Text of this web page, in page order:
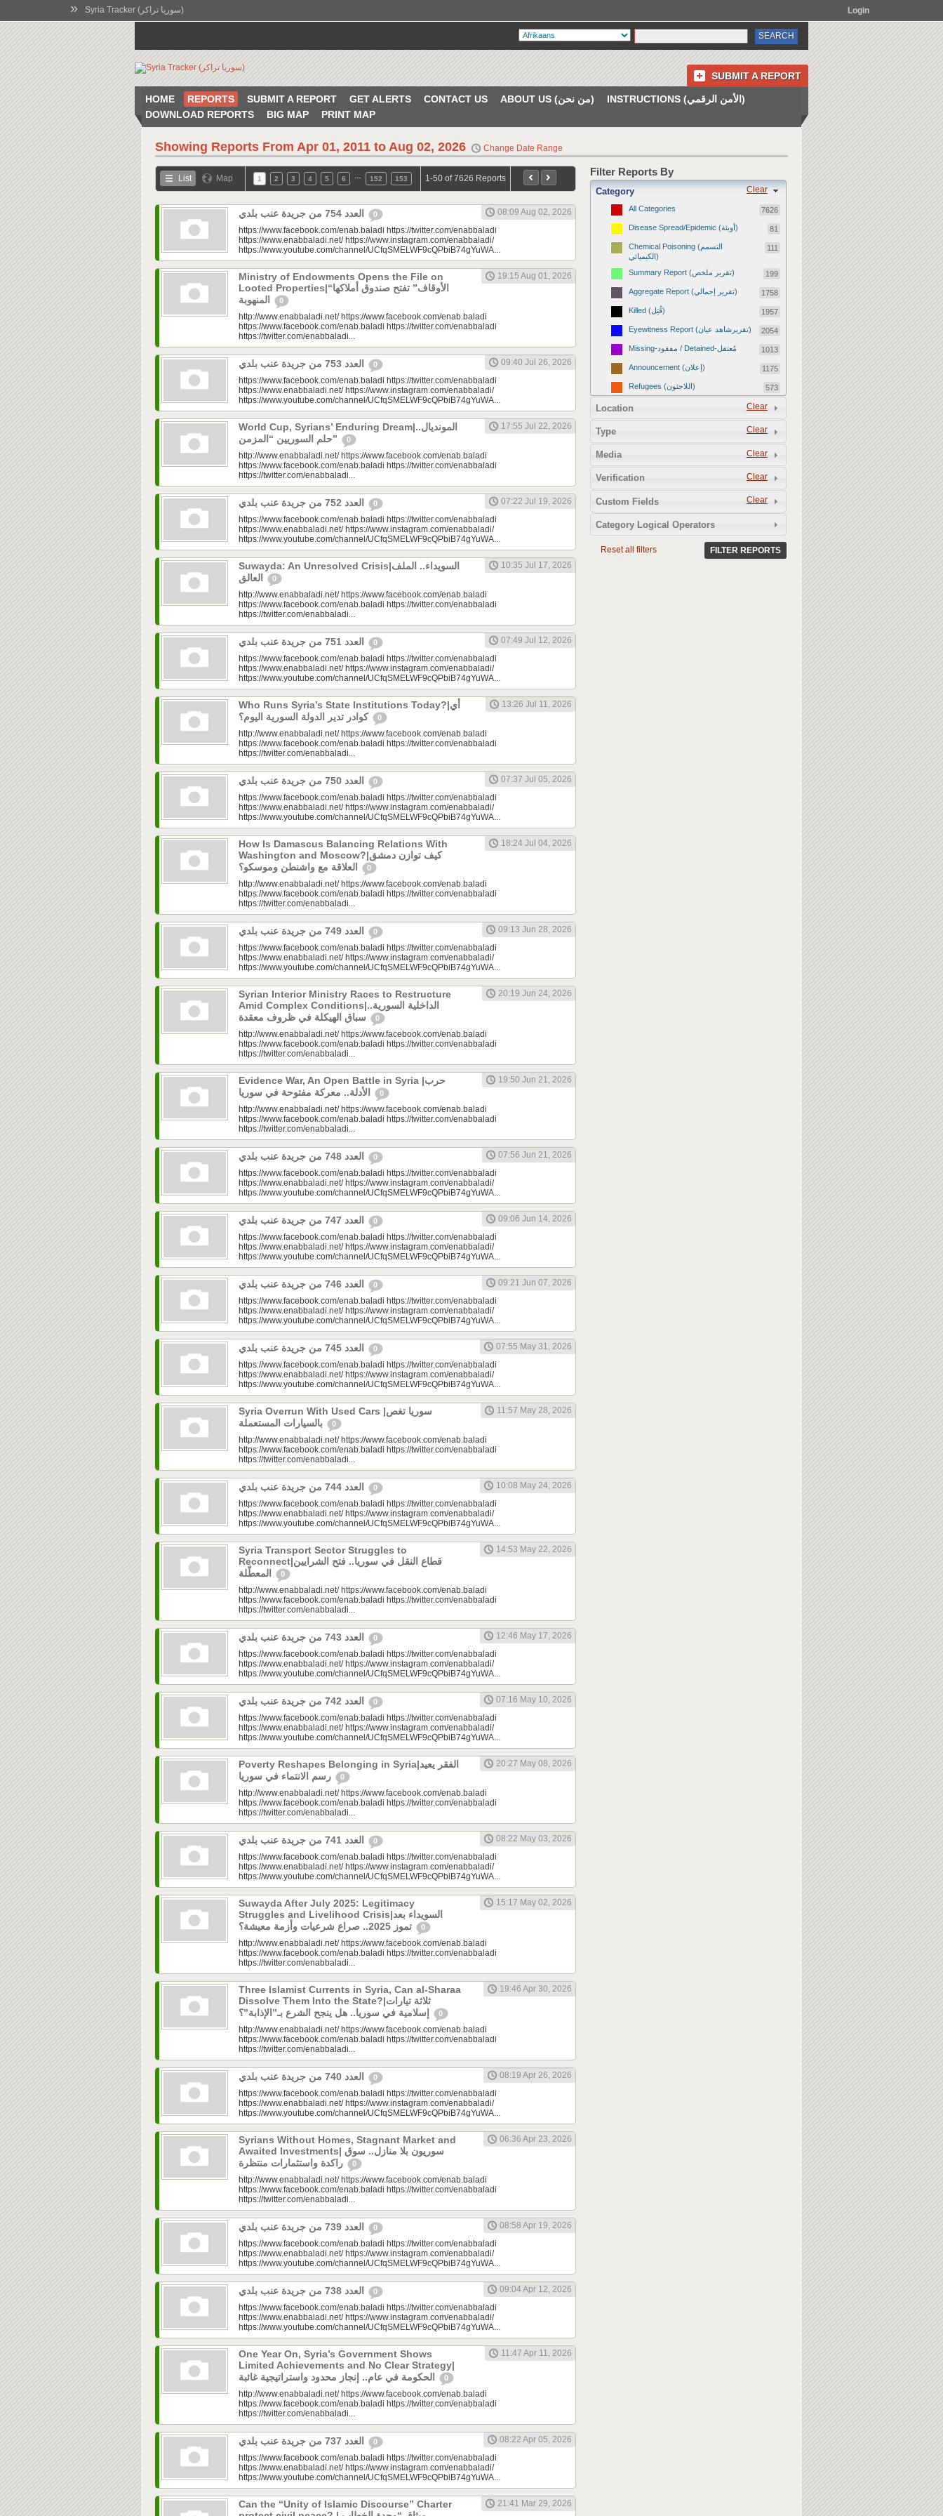
» Syria Tracker (سوريا تراكر) Login
SUBMIT A REPORT
HOME REPORTS SUBMIT A REPORT GET ALERTS CONTACT US ABOUT US (من نحن)
INSTRUCTIONS (الأمن الرقمي)
DOWNLOAD REPORTS
BIG MAP PRINT MAP
Showing Reports From Apr 01, 2011 to Aug 02, 2026 Change Date Range
List Map 1 2 3 4 5 6 152 153 1-50 of 7626 Reports
0
08:09 Aug 02, 2026
https://www.facebook.com/enab.baladi https://twitter.com/enabbaladi
https://www.enabbaladi.net/ https://www.instagram.com/enabbaladi/
https://www.youtube.com/channel/UCfqSMELWF9cQPbiB74gYuWA...
Ministry of Endowments Opens the File on
Looted Properties|“الأوقاف” تفتح صندوق أملاكها
0
19:15 Aug 01, 2026
http://www.enabbaladi.net/ https://www.facebook.com/enab.baladi
https://www.facebook.com/enab.baladi https://twitter.com/enabbaladi
https://twitter.com/enabbaladi...
0
09:40 Jul 26, 2026
https://www.facebook.com/enab.baladi https://twitter.com/enabbaladi
https://www.enabbaladi.net/ https://www.instagram.com/enabbaladi/
https://www.youtube.com/channel/UCfqSMELWF9cQPbiB74gYuWA...
World Cup, Syrians’ Enduring Dream|المونديال..
حلم السوريين “المزمن”
0
17:55 Jul 22, 2026
http://www.enabbaladi.net/ https://www.facebook.com/enab.baladi
https://www.facebook.com/enab.baladi https://twitter.com/enabbaladi
https://twitter.com/enabbaladi...
0
07:22 Jul 19, 2026
https://www.facebook.com/enab.baladi https://twitter.com/enabbaladi
https://www.enabbaladi.net/ https://www.instagram.com/enabbaladi/
https://www.youtube.com/channel/UCfqSMELWF9cQPbiB74gYuWA...
Suwayda: An Unresolved Crisis|السويداء.. الملف
0
10:35 Jul 17, 2026
http://www.enabbaladi.net/ https://www.facebook.com/enab.baladi
https://www.facebook.com/enab.baladi https://twitter.com/enabbaladi
https://twitter.com/enabbaladi...
0
07:49 Jul 12, 2026
https://www.facebook.com/enab.baladi https://twitter.com/enabbaladi
https://www.enabbaladi.net/ https://www.instagram.com/enabbaladi/
https://www.youtube.com/channel/UCfqSMELWF9cQPbiB74gYuWA...
Who Runs Syria’s State Institutions Today?|أي
كوادر تدير الدولة السورية اليوم؟
0
13:26 Jul 11, 2026
http://www.enabbaladi.net/ https://www.facebook.com/enab.baladi
https://www.facebook.com/enab.baladi https://twitter.com/enabbaladi
https://twitter.com/enabbaladi...
0
07:37 Jul 05, 2026
https://www.facebook.com/enab.baladi https://twitter.com/enabbaladi
https://www.enabbaladi.net/ https://www.instagram.com/enabbaladi/
https://www.youtube.com/channel/UCfqSMELWF9cQPbiB74gYuWA...
How Is Damascus Balancing Relations With
Washington and Moscow?|كيف توازن دمشق
0
18:24 Jul 04, 2026
http://www.enabbaladi.net/ https://www.facebook.com/enab.baladi
https://www.facebook.com/enab.baladi https://twitter.com/enabbaladi
https://twitter.com/enabbaladi...
0
09:13 Jun 28, 2026
https://www.facebook.com/enab.baladi https://twitter.com/enabbaladi
https://www.enabbaladi.net/ https://www.instagram.com/enabbaladi/
https://www.youtube.com/channel/UCfqSMELWF9cQPbiB74gYuWA...
Syrian Interior Ministry Races to Restructure
Amid Complex Conditions|الداخلية السورية..
0
20:19 Jun 24, 2026
http://www.enabbaladi.net/ https://www.facebook.com/enab.baladi
https://www.facebook.com/enab.baladi https://twitter.com/enabbaladi
https://twitter.com/enabbaladi...
Evidence War, An Open Battle in Syria |حرب
0
19:50 Jun 21, 2026
http://www.enabbaladi.net/ https://www.facebook.com/enab.baladi
https://www.facebook.com/enab.baladi https://twitter.com/enabbaladi
https://twitter.com/enabbaladi...
0
07:56 Jun 21, 2026
https://www.facebook.com/enab.baladi https://twitter.com/enabbaladi
https://www.enabbaladi.net/ https://www.instagram.com/enabbaladi/
https://www.youtube.com/channel/UCfqSMELWF9cQPbiB74gYuWA...
0
09:06 Jun 14, 2026
https://www.facebook.com/enab.baladi https://twitter.com/enabbaladi
https://www.enabbaladi.net/ https://www.instagram.com/enabbaladi/
https://www.youtube.com/channel/UCfqSMELWF9cQPbiB74gYuWA...
0
09:21 Jun 07, 2026
https://www.facebook.com/enab.baladi https://twitter.com/enabbaladi
https://www.enabbaladi.net/ https://www.instagram.com/enabbaladi/
https://www.youtube.com/channel/UCfqSMELWF9cQPbiB74gYuWA...
0
07:55 May 31, 2026
https://www.facebook.com/enab.baladi https://twitter.com/enabbaladi
https://www.enabbaladi.net/ https://www.instagram.com/enabbaladi/
https://www.youtube.com/channel/UCfqSMELWF9cQPbiB74gYuWA...
Syria Overrun With Used Cars |سوريا تغص
0
11:57 May 28, 2026
http://www.enabbaladi.net/ https://www.facebook.com/enab.baladi
https://www.facebook.com/enab.baladi https://twitter.com/enabbaladi
https://twitter.com/enabbaladi...
0
10:08 May 24, 2026
https://www.facebook.com/enab.baladi https://twitter.com/enabbaladi
https://www.enabbaladi.net/ https://www.instagram.com/enabbaladi/
https://www.youtube.com/channel/UCfqSMELWF9cQPbiB74gYuWA...
Syria Transport Sector Struggles to
Reconnect|قطاع النقل في سوريا.. فتح الشرايين
0
14:53 May 22, 2026
http://www.enabbaladi.net/ https://www.facebook.com/enab.baladi
https://www.facebook.com/enab.baladi https://twitter.com/enabbaladi
https://twitter.com/enabbaladi...
0
12:46 May 17, 2026
https://www.facebook.com/enab.baladi https://twitter.com/enabbaladi
https://www.enabbaladi.net/ https://www.instagram.com/enabbaladi/
https://www.youtube.com/channel/UCfqSMELWF9cQPbiB74gYuWA...
0
07:16 May 10, 2026
https://www.facebook.com/enab.baladi https://twitter.com/enabbaladi
https://www.enabbaladi.net/ https://www.instagram.com/enabbaladi/
https://www.youtube.com/channel/UCfqSMELWF9cQPbiB74gYuWA...
Poverty Reshapes Belonging in Syria|الفقر يعيد
0
20:27 May 08, 2026
http://www.enabbaladi.net/ https://www.facebook.com/enab.baladi
https://www.facebook.com/enab.baladi https://twitter.com/enabbaladi
https://twitter.com/enabbaladi...
0
08:22 May 03, 2026
https://www.facebook.com/enab.baladi https://twitter.com/enabbaladi
https://www.enabbaladi.net/ https://www.instagram.com/enabbaladi/
https://www.youtube.com/channel/UCfqSMELWF9cQPbiB74gYuWA...
Suwayda After July 2025: Legitimacy
Struggles and Livelihood Crisis|السويداء بعد
0
15:17 May 02, 2026
http://www.enabbaladi.net/ https://www.facebook.com/enab.baladi
https://www.facebook.com/enab.baladi https://twitter.com/enabbaladi
https://twitter.com/enabbaladi...
Three Islamist Currents in Syria, Can al-Sharaa
Dissolve Them Into the State?|ثلاثة تيارات
0
19:46 Apr 30, 2026
http://www.enabbaladi.net/ https://www.facebook.com/enab.baladi
https://www.facebook.com/enab.baladi https://twitter.com/enabbaladi
https://twitter.com/enabbaladi...
0
08:19 Apr 26, 2026
https://www.facebook.com/enab.baladi https://twitter.com/enabbaladi
https://www.enabbaladi.net/ https://www.instagram.com/enabbaladi/
https://www.youtube.com/channel/UCfqSMELWF9cQPbiB74gYuWA...
Syrians Without Homes, Stagnant Market and
Awaited Investments| سوريون بلا منازل.. سوق
0
06:36 Apr 23, 2026
http://www.enabbaladi.net/ https://www.facebook.com/enab.baladi
https://www.facebook.com/enab.baladi https://twitter.com/enabbaladi
https://twitter.com/enabbaladi...
0
08:58 Apr 19, 2026
https://www.facebook.com/enab.baladi https://twitter.com/enabbaladi
https://www.enabbaladi.net/ https://www.instagram.com/enabbaladi/
https://www.youtube.com/channel/UCfqSMELWF9cQPbiB74gYuWA...
0
09:04 Apr 12, 2026
https://www.facebook.com/enab.baladi https://twitter.com/enabbaladi
https://www.enabbaladi.net/ https://www.instagram.com/enabbaladi/
https://www.youtube.com/channel/UCfqSMELWF9cQPbiB74gYuWA...
One Year On, Syria’s Government Shows
Limited Achievements and No Clear Strategy|
0
11:47 Apr 11, 2026
http://www.enabbaladi.net/ https://www.facebook.com/enab.baladi
https://www.facebook.com/enab.baladi https://twitter.com/enabbaladi
https://twitter.com/enabbaladi...
0
08:22 Apr 05, 2026
https://www.facebook.com/enab.baladi https://twitter.com/enabbaladi
https://www.enabbaladi.net/ https://www.instagram.com/enabbaladi/
https://www.youtube.com/channel/UCfqSMELWF9cQPbiB74gYuWA...
Can the “Unity of Islamic Discourse” Charter
21:41 Mar 29, 2026
Filter Reports By
Clear
Category
All Categories 7626
Disease Spread/Epidemic (أوبئة) 81
Chemical Poisoning (التسمم
الكيميائي)
111
Summary Report (تقرير ملخص) 199
Aggregate Report (تقرير إجمالي) 1758
Killed (قُتِل) 1957
Eyewitness Report (تقريرشاهد عيان) 2054
Missing-مفقود / Detained-مُعتقل 1013
Announcement (إعلان) 1175
Refugees (اللاجئون) 573
1672
Revenge Killings (القتل بدافع الانتقام) 11
2
13
Clear
Location
Clear
Type
Clear
Media
Clear
Verification
Clear
Custom Fields
Category Logical Operators
Reset all filters FILTER REPORTS